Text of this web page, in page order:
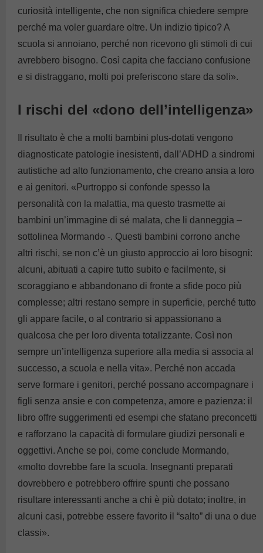
curiosità intelligente, che non significa chiedere sempre
perché ma voler guardare oltre. Un indizio tipico? A
scuola si annoiano, perché non ricevono gli stimoli di cui
avrebbero bisogno. Così capita che facciano confusione
e si distraggano, molti poi preferiscono stare da soli».
I rischi del «dono dell’intelligenza»
Il risultato è che a molti bambini plus-dotati vengono
diagnosticate patologie inesistenti, dall’ADHD a sindromi
autistiche ad alto funzionamento, che creano ansia a loro
e ai genitori. «Purtroppo si confonde spesso la
personalità con la malattia, ma questo trasmette ai
bambini un’immagine di sé malata, che li danneggia –
sottolinea Mormando -. Questi bambini corrono anche
altri rischi, se non c’è un giusto approccio ai loro bisogni:
alcuni, abituati a capire tutto subito e facilmente, si
scoraggiano e abbandonano di fronte a sfide poco più
complesse; altri restano sempre in superficie, perché tutto
gli appare facile, o al contrario si appassionano a
qualcosa che per loro diventa totalizzante. Così non
sempre un’intelligenza superiore alla media si associa al
successo, a scuola e nella vita». Perché non accada
serve formare i genitori, perché possano accompagnare i
figli senza ansie e con competenza, amore e pazienza: il
libro offre suggerimenti ed esempi che sfatano preconcetti
e rafforzano la capacità di formulare giudizi personali e
oggettivi. Anche se poi, come conclude Mormando,
«molto dovrebbe fare la scuola. Insegnanti preparati
dovrebbero e potrebbero offrire spunti che possano
risultare interessanti anche a chi è più dotato; inoltre, in
alcuni casi, potrebbe essere favorito il “salto” di una o due
classi».